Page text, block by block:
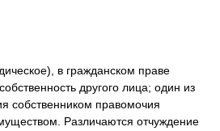
в гражданском праве
другого лица; один из
собственником правомочия
Различаются отчуждение